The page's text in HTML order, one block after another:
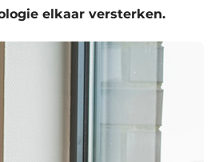
elkaar versterken.